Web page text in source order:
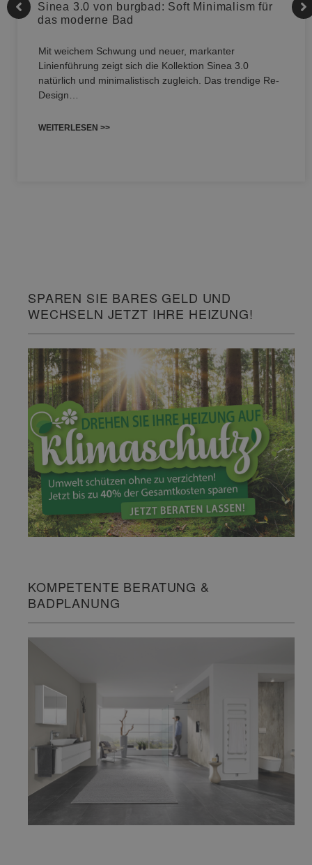
Sinea 3.0 von burgbad: Soft Minimalism für
das moderne Bad
Mit weichem Schwung und neuer, markanter
Linienführung zeigt sich die Kollektion Sinea 3.0
natürlich und minimalistisch zugleich. Das trendige Re-
Design…
WEITERLESEN >>
SPAREN SIE BARES GELD UND
WECHSELN JETZT IHRE HEIZUNG!
KOMPETENTE BERATUNG &
BADPLANUNG